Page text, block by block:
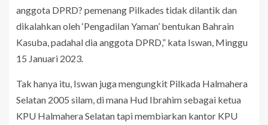
anggota DPRD? pemenang Pilkades tidak dilantik dan
dikalahkan oleh ‘Pengadilan Yaman’ bentukan Bahrain
Kasuba, padahal dia anggota DPRD,” kata Iswan, Minggu
15 Januari 2023.
Tak hanya itu, Iswan juga mengungkit Pilkada Halmahera
Selatan 2005 silam, di mana Hud Ibrahim sebagai ketua
KPU Halmahera Selatan tapi membiarkan kantor KPU